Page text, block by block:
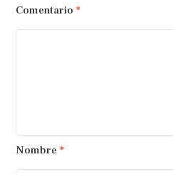
Comentario *
Nombre *